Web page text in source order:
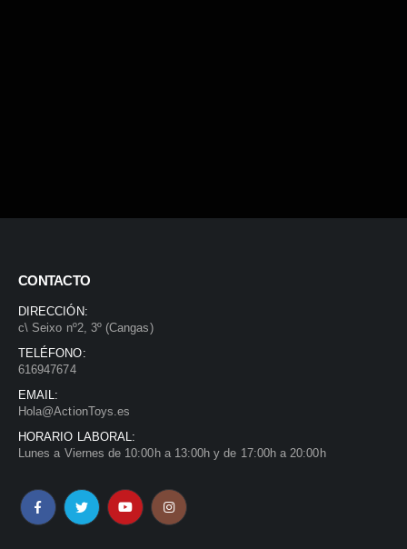
CONTACTO
DIRECCIÓN:
c\ Seixo nº2, 3º (Cangas)
TELÉFONO:
616947674
EMAIL:
Hola@ActionToys.es
HORARIO LABORAL:
Lunes a Viernes de 10:00h a 13:00h y de 17:00h a 20:00h